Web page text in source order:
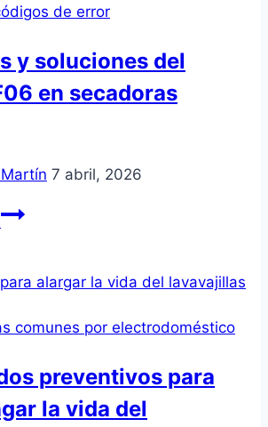
y
comunes
de error
y soluciones del
en secadoras
7 abril, 2026
Causas
del
F06
secadoras
Balay
comunes por electrodoméstico
preventivos para
la vida del